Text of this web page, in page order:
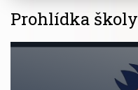
Prohlídka školy